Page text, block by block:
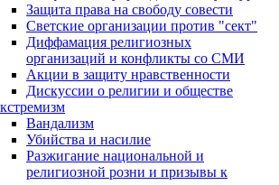
Защита права на свободу совести
Светские организации против "сект"
Диффамация религиозных
организаций и конфликты со СМИ
Акции в защиту нравственности
Дискуссии о религии и обществе
Вандализм
Убийства и насилие
Разжигание национальной и
религиозной розни и призывы к